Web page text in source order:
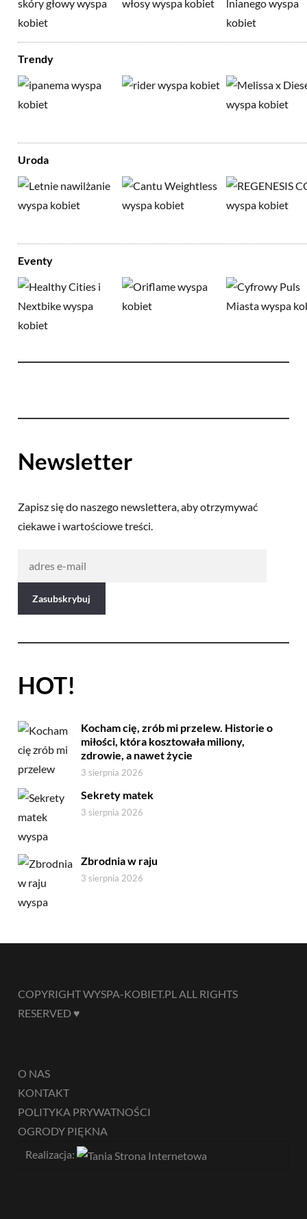
Trendy
Uroda
Eventy
Newsletter
Zapisz się do naszego newslettera, aby otrzymywać
ciekawe i wartościowe treści.
HOT!
Kocham cię, zrób mi przelew. Historie o
miłości, która kosztowała miliony,
zdrowie, a nawet życie
3 sierpnia 2026
Sekrety matek
3 sierpnia 2026
Zbrodnia w raju
3 sierpnia 2026
COPYRIGHT WYSPA-KOBIET.PL ALL RIGHTS
RESERVED ♥
O NAS
KONTAKT
POLITYKA PRYWATNOŚCI
OGRODY PIĘKNA
Realizacja: